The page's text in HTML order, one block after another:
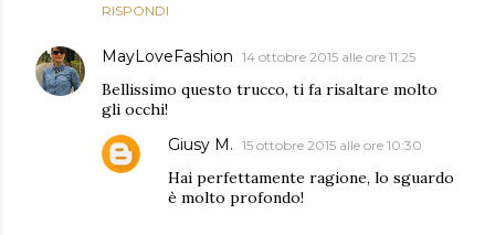
RISPONDI
MayLoveFashion 14 ottobre 2015 alle ore 11:25
Bellissimo questo trucco, ti fa risaltare molto
gli occhi!
Giusy M. 15 ottobre 2015 alle ore 10:30
Hai perfettamente ragione, lo sguardo
è molto profondo!